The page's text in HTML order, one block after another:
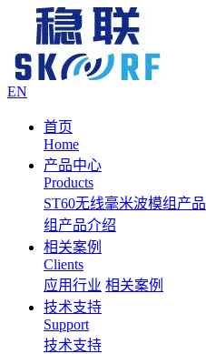
EN
首页
Home
产品中心
Products
ST60无线毫米波模组产品
组产品介绍
相关案例
Clients
应用行业 相关案例
技术支持
Support
技术支持